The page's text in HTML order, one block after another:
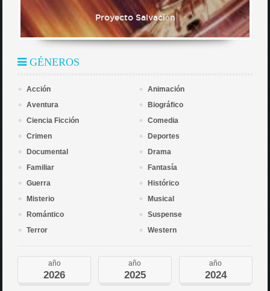
Proyecto Salvación
GÉNEROS
Acción
Animación
Aventura
Biográfico
Ciencia Ficción
Comedia
Crimen
Deportes
Documental
Drama
Familiar
Fantasía
Guerra
Histórico
Misterio
Musical
Romántico
Suspense
Terror
Western
año
2026
año
2025
año
2024